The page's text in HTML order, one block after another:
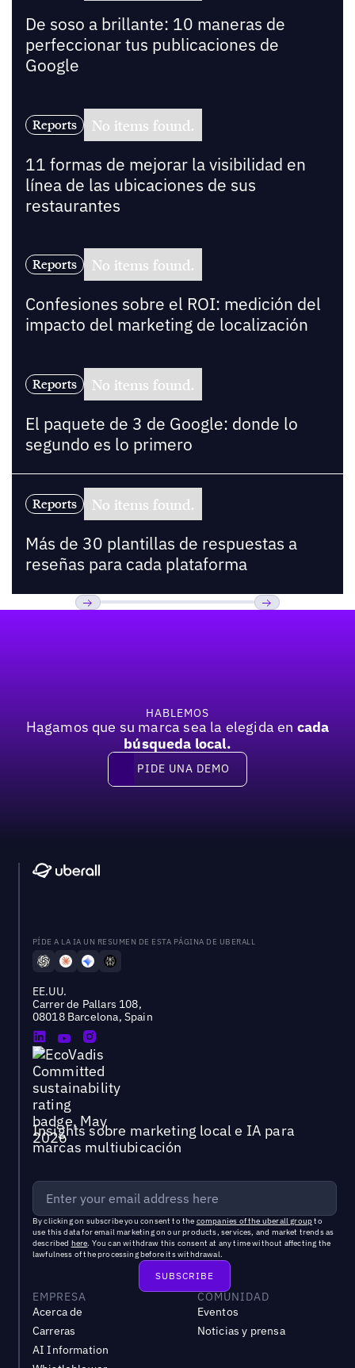
De soso a brillante: 10 maneras de
perfeccionar tus publicaciones de
Google
Reports No items found.
11 formas de mejorar la visibilidad en
línea de las ubicaciones de sus
restaurantes
Reports No items found.
Confesiones sobre el ROI: medición del
impacto del marketing de localización
Reports No items found.
El paquete de 3 de Google: donde lo
segundo es lo primero
Reports No items found.
Más de 30 plantillas de respuestas a
reseñas para cada plataforma
HABLEMOS
Hagamos que su marca sea la elegida en cada
búsqueda local.
Pide una demo
PIDE UNA DEMO
PÍDE A LA IA UN RESUMEN DE ESTA PÁGINA DE UBERALL
EE.UU.
Carrer de Pallars 108,
08018 Barcelona, Spain
Insights sobre marketing local e IA para
marcas multiubicación
By clicking on subscribe you consent to the companies of the uberall groupto
use this data for email marketing on our products, services, and market trends as
described here. You can withdraw this consent at any time without affecting the
lawfulness of the processing before its withdrawal.
EMPRESA
Acerca de
Carreras
AI Information
COMUNIDAD
Eventos
Noticias y prensa